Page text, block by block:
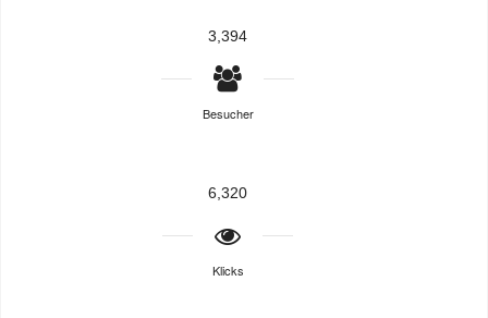
3,394
Besucher
6,320
Klicks